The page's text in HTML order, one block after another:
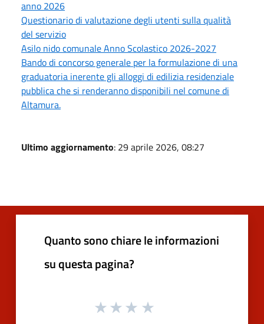
anno 2026
Questionario di valutazione degli utenti sulla qualità
del servizio
Asilo nido comunale Anno Scolastico 2026-2027
Bando di concorso generale per la formulazione di una
graduatoria inerente gli alloggi di edilizia residenziale
pubblica che si renderanno disponibili nel comune di
Altamura.
Ultimo aggiornamento: 29 aprile 2026, 08:27
Quanto sono chiare le informazioni
su questa pagina?